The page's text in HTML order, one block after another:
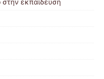
στην εκπαίδευση